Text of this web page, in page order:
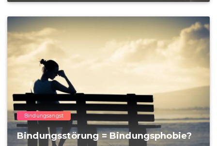
Bindungsangst
Bindungsstörung = Bindungsphobie?